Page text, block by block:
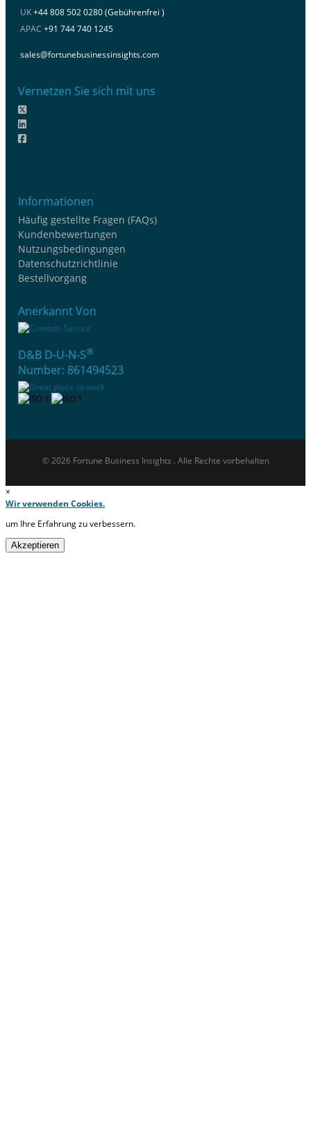
UK+44 808 502 0280 (Gebührenfrei )
APAC +91 744 740 1245
sales@fortunebusinessinsights.com
Vernetzen Sie sich mit uns
Informationen
Häufig gestellte Fragen (FAQs)
Kundenbewertungen
Nutzungsbedingungen
Datenschutzrichtlinie
Bestellvorgang
Anerkannt Von
D&B D-U-N-S®
Number: 861494523
© 2026 Fortune Business Insights . Alle Rechte vorbehalten
×
Wir verwenden Cookies.
um Ihre Erfahrung zu verbessern.
Akzeptieren